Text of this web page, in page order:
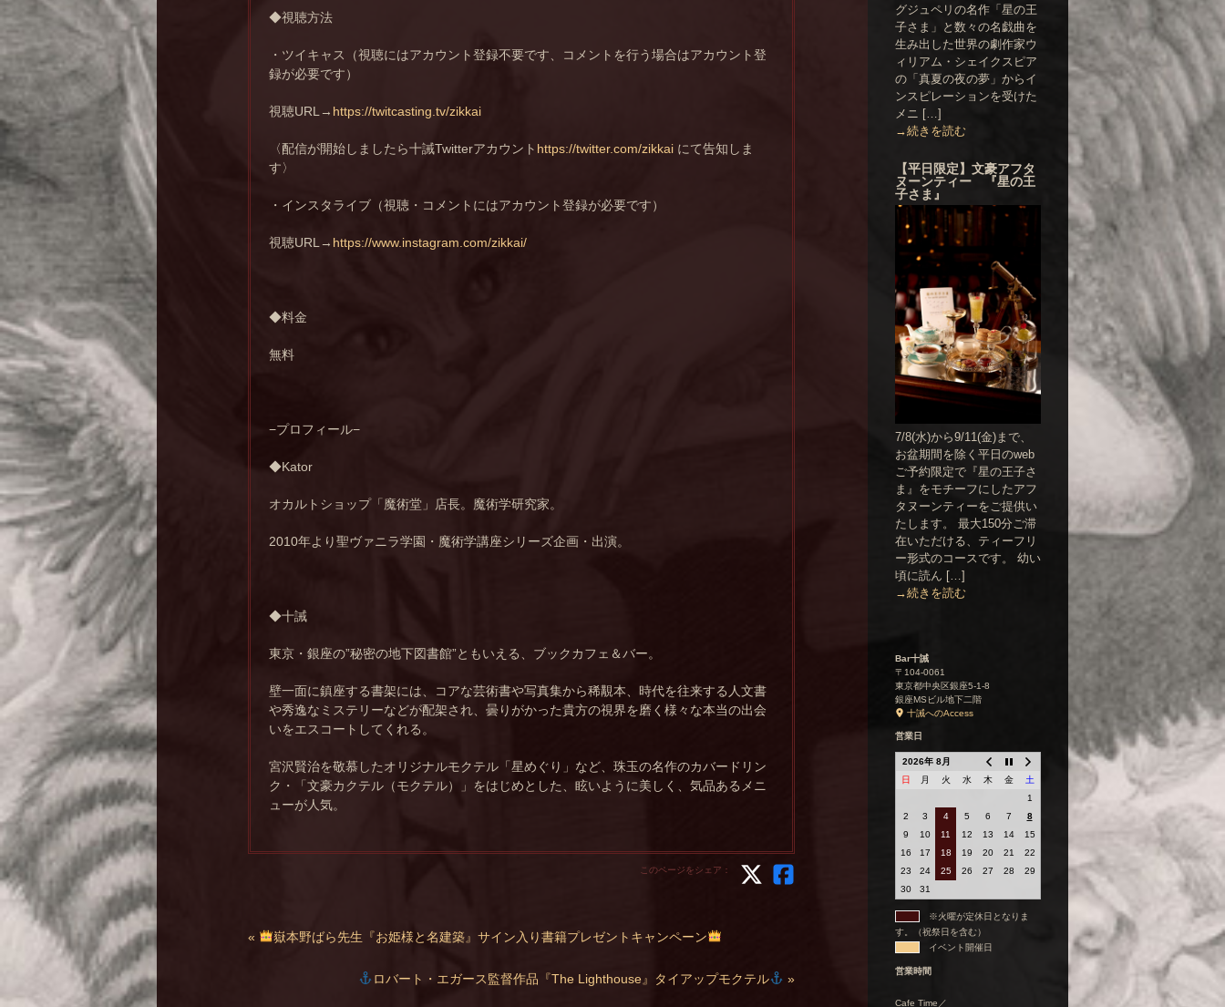
◆視聴方法
・ツイキャス（視聴にはアカウント登録不要です、コメントを行う場合はアカウント登
録が必要です）
視聴URL→ https://twitcasting.tv/zikkai
〈配信が開始しましたら十誡Twitterアカウント https://twitter.com/zikkai にて告知しま
す〉
・インスタライブ（視聴・コメントにはアカウント登録が必要です）
視聴URL→ https://www.instagram.com/zikkai/
◆料金
無料
−プロフィール−
◆Kator
オカルトショップ「魔術堂」店長。魔術学研究家。
2010年より聖ヴァニラ学園・魔術学講座シリーズ企画・出演。
◆十誡
東京・銀座の”秘密の地下図書館”ともいえる、ブックカフェ＆バー。
壁一面に鎮座する書架には、コアな芸術書や写真集から稀覯本、時代を往来する人文書
や秀逸なミステリーなどが配架され、曇りがかった貴方の視界を磨く様々な本当の出会
いをエスコートしてくれる。
宮沢賢治を敬慕したオリジナルモクテル「星めぐり」など、珠玉の名作のカバードリン
ク・「文豪カクテル（モクテル）」をはじめとした、眩いように美しく、気品あるメニ
ューが人気。
このページをシェア：
« 嶽本野ばら先生『お姫様と名建築』サイン入り書籍プレゼントキャンペーン
ロバート・エガース監督作品『The Lighthouse』タイアップモクテル »
グジュペリの名作「星の王
子さま」と数々の名戯曲を
生み出した世界の劇作家ウ
ィリアム・シェイクスピア
の「真夏の夜の夢」からイ
ンスピレーションを受けた
メニ […]
→続きを読む
【平日限定】文豪アフタ
ヌーンティー 『星の王
子さま』
7/8(水)から9/11(金)まで、
お盆期間を除く平日のweb
ご予約限定で『星の王子さ
ま』をモチーフにしたアフ
タヌーンティーをご提供い
たします。 最大150分ご滞
在いただける、ティーフリ
ー形式のコースです。 幼い
頃に読ん […]
→続きを読む
Bar十誡
〒104-0061
東京都中央区銀座5-1-8
銀座MSビル地下二階
十誡へのAccess
営業日
2026年 8月
日
月 火 水 木 金
土
1
2
3 4 5 6 7
8
9
10 11 12 13 14
15
16
17 18 19 20 21
22
23
24 25 26 27 28
29
30
31
※火曜が定休日となりま
す。（祝祭日を含む）
イベント開催日
営業時間
Cafe Time／